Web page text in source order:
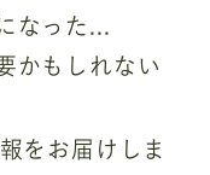
なった...
かもしれない
をお届けしま